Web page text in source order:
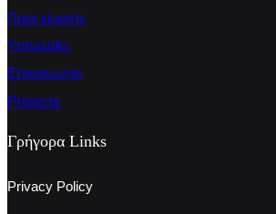
Ποιοι είμαστε
Υπηρεσίες
Επικοινωνία
Projects
Γρήγορα Links
Privacy Policy